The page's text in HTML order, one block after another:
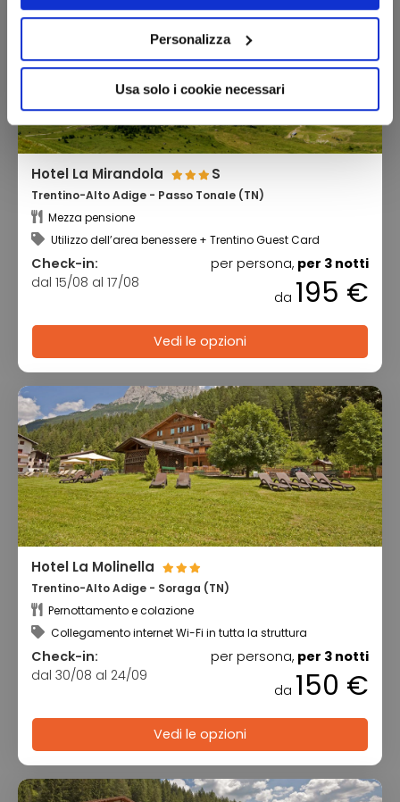
Personalizza
Usa solo i cookie necessari
Hotel La Mirandola S
Trentino-Alto Adige - Passo Tonale (TN)
Mezza pensione
Utilizzo dell’area benessere + Trentino Guest Card
Check-in:
dal 15/08 al 17/08
per persona, per 3 notti
da 195 €
Vedi le opzioni
Hotel La Molinella
Trentino-Alto Adige - Soraga (TN)
Pernottamento e colazione
Collegamento internet Wi-Fi in tutta la struttura
Check-in:
dal 30/08 al 24/09
per persona, per 3 notti
da 150 €
Vedi le opzioni